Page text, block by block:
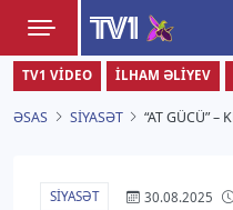
TV1
Zamanı
TV1 VIDEO İLHAM ƏLIYEV
ƏSAS SIYASƏT “AT GÜCÜ”
SIYASƏT 30.08.2025